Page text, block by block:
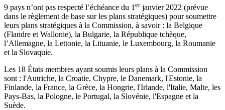
9 pays n’ont pas respecté l’échéance du 1 erjanvier 2022 (prévue
dans le règlement de base sur les plans stratégiques) pour soumettre
leurs plans stratégiques à la Commission, à savoir : la Belgique
(Flandre et Wallonie), la Bulgarie, la République tchèque,
l’Allemagne, la Lettonie, la Lituanie, le Luxembourg, la Roumanie
et la Slovaquie.
Les 18 États membres ayant soumis leurs plans à la Commission
sont : l'Autriche, la Croatie, Chypre, le Danemark, l'Estonie, la
Finlande, la France, la Grèce, la Hongrie, l'Irlande, l'Italie, Malte, les
Pays-Bas, la Pologne, le Portugal, la Slovénie, l'Espagne et la
Suède.